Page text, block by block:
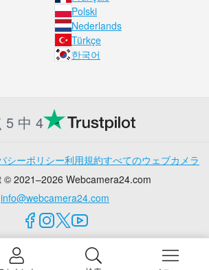
Polski
Nederlands
Türkçe
한국어
5 中 4
シーポリシー利用規約すべてのウェブカメラ
© 2021–2026 Webcamera24.com
info@webcamera24.com